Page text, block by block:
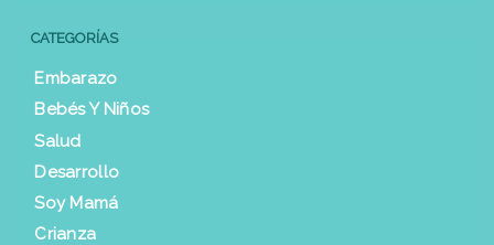
CATEGORÍAS
Embarazo
Bebés Y Niños
Salud
Desarrollo
Soy Mamá
Crianza